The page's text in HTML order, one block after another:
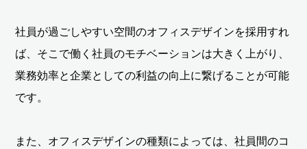
社員が過ごしやすい空間のオフィスデザインを採用すれ
ば、そこで働く社員のモチベーションは大きく上がり、
業務効率と企業としての利益の向上に繋げることが可能
です。
また、オフィスデザインの種類によっては、社員間のコ